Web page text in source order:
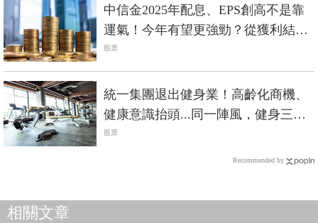
中信金2025年配息、EPS創高不是靠
運氣！今年有望更強勁？從獲利結構
找答案
股票
統一集團退出健身業！高齡化商機、
健康意識抬頭...同一陣風，健身三巨
頭命運大不同？
股票
Recommended by
相關文章